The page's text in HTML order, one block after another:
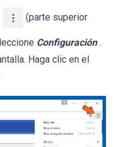
(parte superior
Configuración .
Haga clic en el